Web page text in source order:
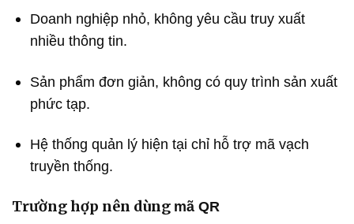
Doanh nghiệp nhỏ, không yêu cầu truy xuất
nhiều thông tin.
Sản phẩm đơn giản, không có quy trình sản xuất
phức tạp.
Hệ thống quản lý hiện tại chỉ hỗ trợ mã vạch
truyền thống.
Trường hợp nên dùng mã QR